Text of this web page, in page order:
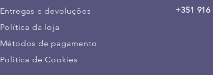
Entregas e devoluções
Política da loja
Métodos de pagamento
Política de Cookies
+351 916